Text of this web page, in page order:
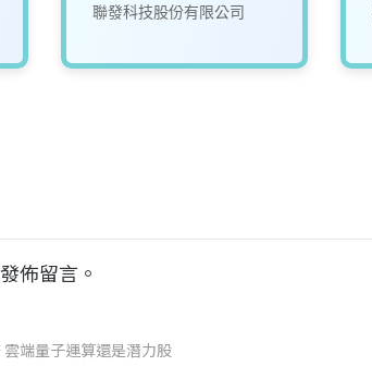
聯發科技股份有限公司
佈留言。